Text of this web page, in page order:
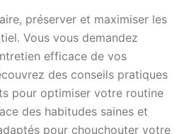
préserver et maximiser les
Vous vous demandez
efficace de vos
des conseils pratiques
pour optimiser votre routine
des habitudes saines et
pour chouchouter votre